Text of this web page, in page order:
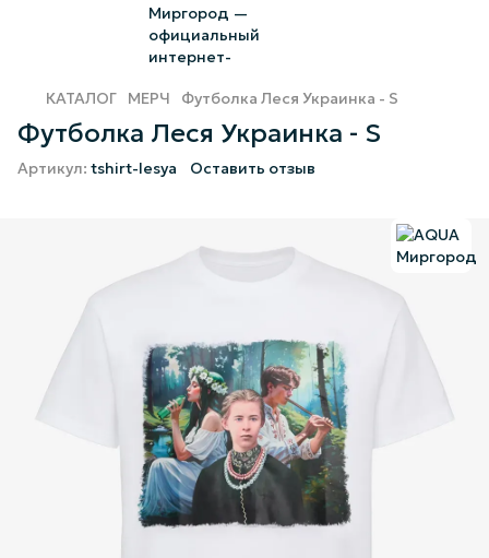
КАТАЛОГ МЕРЧ Футболка Леся Украинка - S
Футболка Леся Украинка - S
Артикул: tshirt-lesya Оставить отзыв